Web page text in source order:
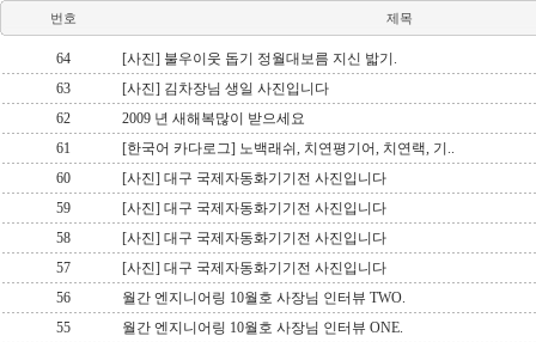
번호 제목
64
[사진] 불우이웃 돕기 정월대보름 지신 밟기.
63
[사진] 김차장님 생일 사진입니다
62
2009 년 새해복많이 받으세요
61
[한국어 카다로그] 노백래쉬, 치연평기어, 치연랙, 기..
60
[사진] 대구 국제자동화기기전 사진입니다
59
[사진] 대구 국제자동화기기전 사진입니다
58
[사진] 대구 국제자동화기기전 사진입니다
57
[사진] 대구 국제자동화기기전 사진입니다
56
월간 엔지니어링 10월호 사장님 인터뷰 TWO.
55
월간 엔지니어링 10월호 사장님 인터뷰 ONE.